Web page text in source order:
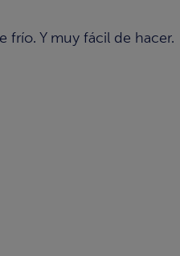
frío. Y muy fácil de hacer.